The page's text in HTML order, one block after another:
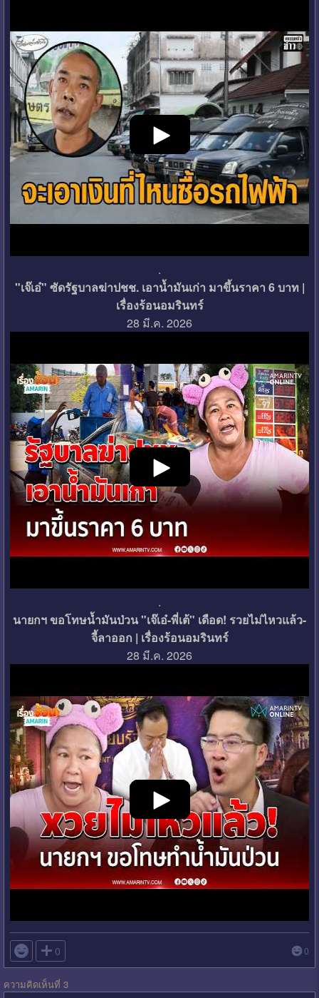
.
"เจ๊เอ๋" ซัดรัฐบาลฆ่าปชช. เอาน้ำมันเก่า มาขึ้นราคา 6 บาท |
เรื่องร้อนอมรินทร์
28 มี.ค. 2026
.
นายกฯ ขอโทษน้ำมันป่วน "เจ๊เอ๋-พี่เต้" เดือด! รวยไม่ไหวแล้ว-
จี้ลาออก | เรื่องร้อนอมรินทร์
28 มี.ค. 2026
 0 0
ความคิดเห็นที่ 3